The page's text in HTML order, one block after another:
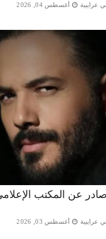
أغسطس 04, 2026
عن المكتب
أغسطس 03, 2026